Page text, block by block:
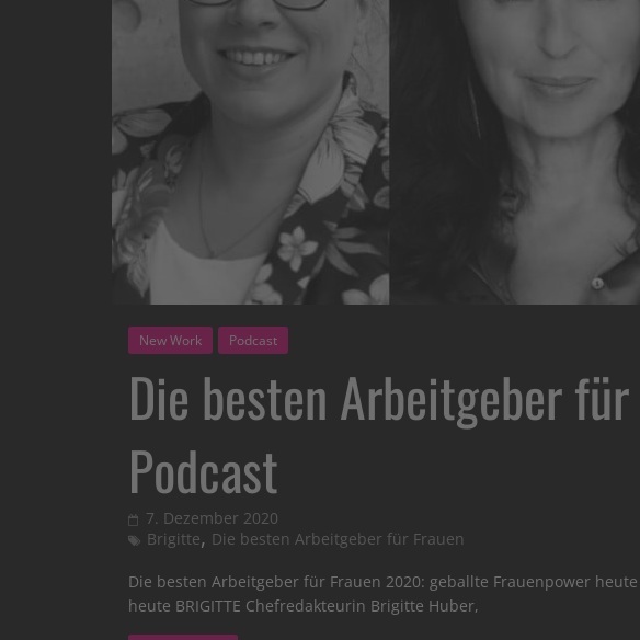
New Work Podcast
Die besten Arbeitgeber
Podcast
7. Dezember 2020
Brigitte, Die besten Arbeitgeber für Frauen
Die besten Arbeitgeber für Frauen 2020: geballte Frauenpower heute
heute BRIGITTE Chefredakteurin Brigitte Huber,